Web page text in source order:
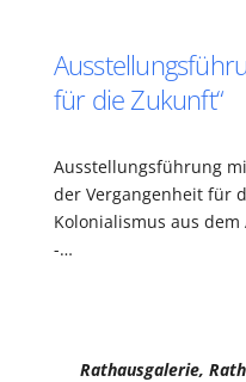
für die Zukunft“
Ausstellungsführung
der Vergangenheit für
Kolonialismus aus
-…
Rathausgalerie,